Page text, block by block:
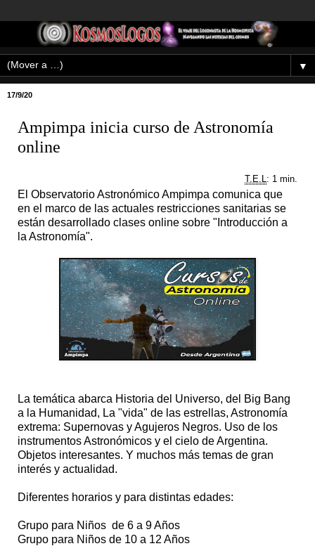
▼
17/9/20
Ampimpa inicia curso de Astronomía
online
T.E.L : 1 min.
El Observatorio Astronómico Ampimpa comunica que
en el marco de las actuales restricciones sanitarias se
están desarrollado clases online sobre "Introducción a
la Astronomía".
La temática abarca Historia del Universo, del Big Bang
a la Humanidad, La "vida" de las estrellas, Astronomía
extrema: Supernovas y Agujeros Negros. Uso de los
instrumentos Astronómicos y el cielo de Argentina.
Objetos interesantes. Y muchos más temas de gran
interés y actualidad.
Diferentes horarios y para distintas edades:
Grupo para Niños de 6 a 9 Años
Grupo para Niños de 10 a 12 Años